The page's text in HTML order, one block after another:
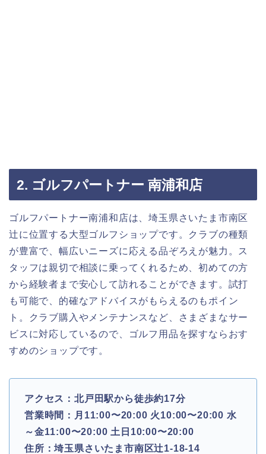
2. ゴルフパートナー 南浦和店
ゴルフパートナー南浦和店は、埼玉県さいたま市南区
辻に位置する大型ゴルフショップです。クラブの種類
が豊富で、幅広いニーズに応える品ぞろえが魅力。ス
タッフは親切で相談に乗ってくれるため、初めての方
から経験者まで安心して訪れることができます。試打
も可能で、的確なアドバイスがもらえるのもポイン
ト。クラブ購入やメンテナンスなど、さまざまなサー
ビスに対応しているので、ゴルフ用品を探すならおす
すめのショップです。
アクセス：北戸田駅から徒歩約17分
営業時間：月11:00〜20:00 火10:00〜20:00 水
～金11:00〜20:00 土日10:00〜20:00
住所：埼玉県さいたま市南区辻1-18-14